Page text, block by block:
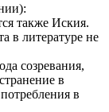
также Иския.
в литературе не
созревания,
в
в